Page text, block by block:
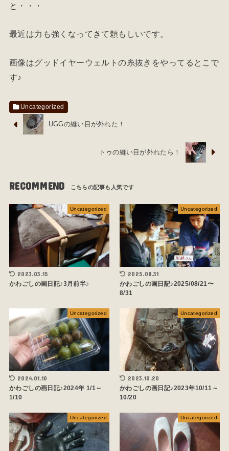
と・・・
最近は力も強くなってきて頼もしいです。
画像はグッドイヤーウェルトの糸抜きをやってるとこで
す♪
Uncategorized
UGGの縫い目が外れた！
トゥの縫い目が外れたら！
RECOMMEND
Uncategorized
2023.03.15
かわごしの画日記♪3月前半♪
Uncategorized
2025.08.31
かわごしの画日記♪2025/08/21〜
8/31
Uncategorized
2024.01.10
かわごしの画日記♪2024年 1/1～
1/10
Uncategorized
2023.10.20
かわごしの画日記♪2023年10/11～
10/20
Uncategorized Uncategorized